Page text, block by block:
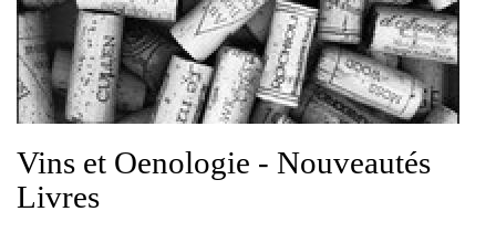
Vins et Oenologie - Nouveautés
Livres